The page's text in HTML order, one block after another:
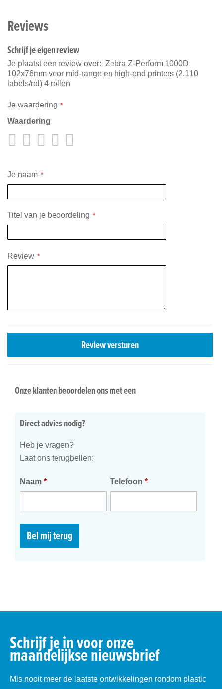
Reviews
Schrijf je eigen review
Je plaatst een review over: Zebra Z-Perform 1000D
102x76mm voor mid-range en high-end printers (2.110
labels/rol) 4 rollen
Je waardering
Waardering
1
star
2
stars
3
stars
4
stars
Je naam
Titel van je beoordeling
Review
Review versturen
Onze klanten beoordelen ons met een
Direct advies nodig?
Heb je vragen?
Laat ons terugbellen:
Naam * Telefoon *
Bel mij terug
Schrijf je in voor onze
maandelijkse nieuwsbrief
Mis nooit meer de laatste ontwikkelingen rondom plastic